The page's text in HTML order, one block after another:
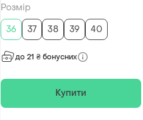
Розмір
36
37 38 39 40
до 21 ₴ бонусних
Купити